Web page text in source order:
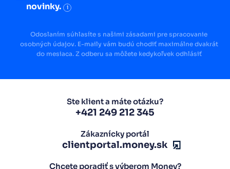
novinky.
i
Odoslaním súhlasíte s našimi zásadami pre spracovanie
osobných údajov. E-maily vám budú chodiť maximálne dvakrát
do mesiaca. Z odberu sa môžete kedykoľvek odhlásiť
Ste klient a máte otázku?
+421 249 212 345
Zákaznícky portál
clientportal.money.sk
Chcete poradiť s výberom Money?